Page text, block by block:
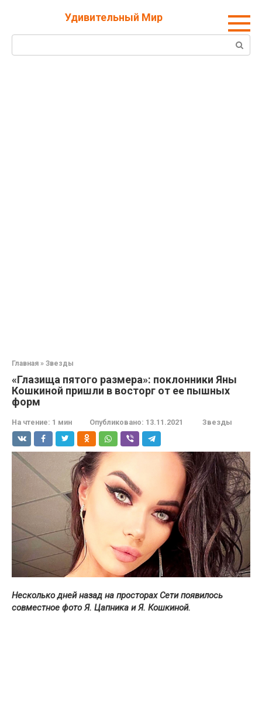
Удивительный Мир
Поиск:
Главная » Звезды
«Глазища пятого размера»: поклонники Яны
Кошкиной пришли в восторг от ее пышных
форм
На чтение: 1 мин Опубликовано: 13.11.2021 Звезды
Несколько дней назад на просторах Сети появилось
совместное фото Я. Цапника и Я. Кошкиной.